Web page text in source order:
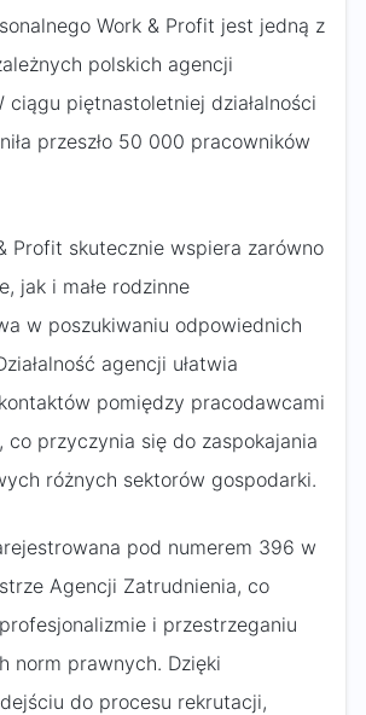
Work & Profit jest jedną z
polskich agencji
ciągu piętnastoletniej działalności
przeszło 50 000 pracowników
Profit skutecznie wspiera zarówno
jak i małe rodzinne
w poszukiwaniu odpowiednich
agencji ułatwia
pomiędzy pracodawcami
co przyczynia się do zaspokajania
różnych sektorów gospodarki.
pod numerem 396 w
Agencji Zatrudnienia, co
i przestrzeganiu
norm prawnych. Dzięki
do procesu rekrutacji,